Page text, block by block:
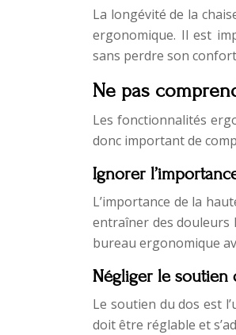
La longévité de la
ergonomique. Il est
sans perdre son
Ne pas
Les fonctionnalités
donc important de
Ignorer
L’importance de la
entraîner des douleurs
bureau ergonomique
Négliger le soutien
Le soutien du dos est
doit être réglable et